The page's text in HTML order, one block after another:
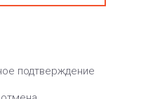
подтверждение